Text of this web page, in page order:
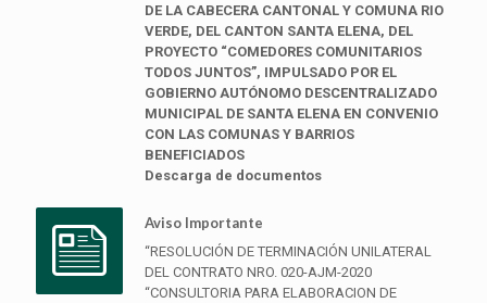
DE LA CABECERA CANTONAL Y COMUNA RIO
VERDE, DEL CANTON SANTA ELENA, DEL
PROYECTO “COMEDORES COMUNITARIOS
TODOS JUNTOS”, IMPULSADO POR EL
GOBIERNO AUTÓNOMO DESCENTRALIZADO
MUNICIPAL DE SANTA ELENA EN CONVENIO
CON LAS COMUNAS Y BARRIOS
BENEFICIADOS
Descarga de documentos
Aviso Importante
“RESOLUCIÓN DE TERMINACIÓN UNILATERAL
DEL CONTRATO NRO. 020-AJM-2020
“CONSULTORIA PARA ELABORACION DE